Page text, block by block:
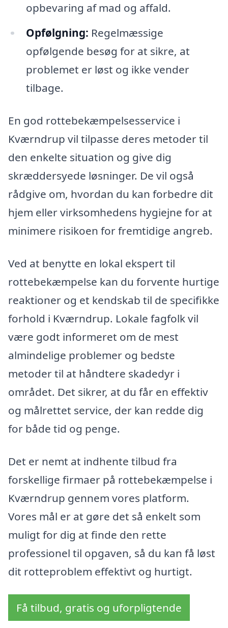
opbevaring af mad og affald.
Opfølgning: Regelmæssige
opfølgende besøg for at sikre, at
problemet er løst og ikke vender
tilbage.
En god rottebekæmpelsesservice i
Kværndrup vil tilpasse deres metoder til
den enkelte situation og give dig
skræddersyede løsninger. De vil også
rådgive om, hvordan du kan forbedre dit
hjem eller virksomhedens hygiejne for at
minimere risikoen for fremtidige angreb.
Ved at benytte en lokal ekspert til
rottebekæmpelse kan du forvente hurtige
reaktioner og et kendskab til de specifikke
forhold i Kværndrup. Lokale fagfolk vil
være godt informeret om de mest
almindelige problemer og bedste
metoder til at håndtere skadedyr i
området. Det sikrer, at du får en effektiv
og målrettet service, der kan redde dig
for både tid og penge.
Det er nemt at indhente tilbud fra
forskellige firmaer på rottebekæmpelse i
Kværndrup gennem vores platform.
Vores mål er at gøre det så enkelt som
muligt for dig at finde den rette
professionel til opgaven, så du kan få løst
dit rotteproblem effektivt og hurtigt.
Få tilbud, gratis og uforpligtende